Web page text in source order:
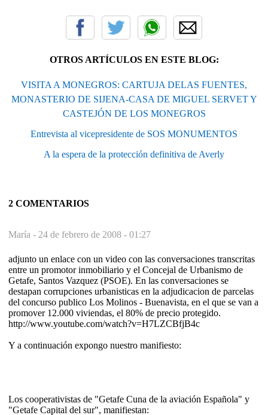
OTROS ARTÍCULOS EN ESTE BLOG:
VISITA A MONEGROS: CARTUJA DELAS FUENTES,
MONASTERIO DE SIJENA-CASA DE MIGUEL SERVET Y
CASTEJÓN DE LOS MONEGROS
Entrevista al vicepresidente de SOS MONUMENTOS
A la espera de la protección definitiva de Averly
2 COMENTARIOS
María - 24 de febrero de 2008 - 01:27
adjunto un enlace con un video con las conversaciones transcritas
entre un promotor inmobiliario y el Concejal de Urbanismo de
Getafe, Santos Vazquez (PSOE). En las conversaciones se
destapan corrupciones urbanisticas en la adjudicacion de parcelas
del concurso publico Los Molinos - Buenavista, en el que se van a
promover 12.000 viviendas, el 80% de precio protegido.
http://www.youtube.com/watch?v=H7LZCBfjB4c
Y a continuación expongo nuestro manifiesto:
Los cooperativistas de "Getafe Cuna de la aviación Española" y
"Getafe Capital del sur", manifiestan: